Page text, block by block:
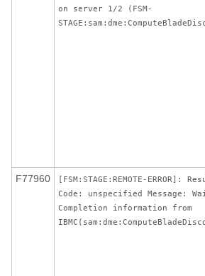
on server 1/2 (FSM-
F77960
[FSM:STAGE:REMOTE-
Code: unspecified Message:
Completion information from